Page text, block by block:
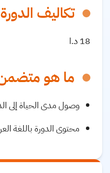
تكاليف الدورة
18 د.ا
ما هو
وصول مدى الحياة إلى
محتوى الدورة باللغة